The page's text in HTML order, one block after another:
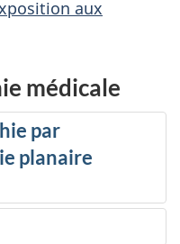
aux
médicale
par
planaire